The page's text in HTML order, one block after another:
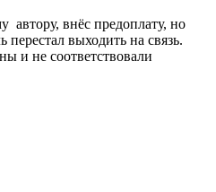
автору, внёс предоплату, но
выходить на связь.
и не соответствовали